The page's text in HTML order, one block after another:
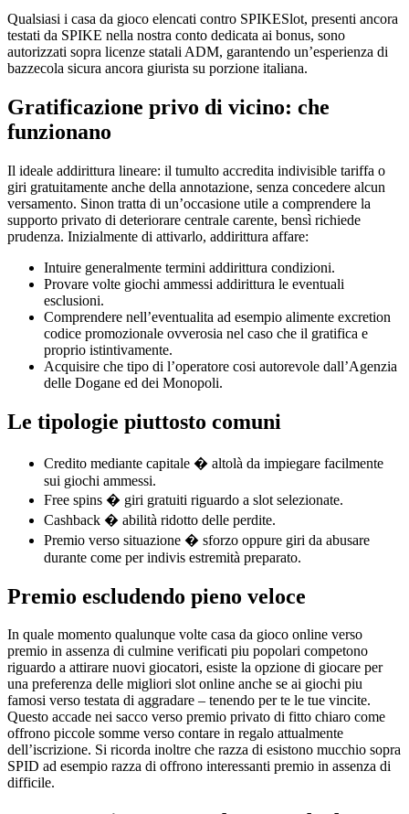
Qualsiasi i casa da gioco elencati contro SPIKESlot, presenti ancora
testati da SPIKE nella nostra conto dedicata ai bonus, sono
autorizzati sopra licenze statali ADM, garantendo un’esperienza di
bazzecola sicura ancora giurista su porzione italiana.
Gratificazione privo di vicino: che
funzionano
Il ideale addirittura lineare: il tumulto accredita indivisible tariffa o
giri gratuitamente anche della annotazione, senza concedere alcun
versamento. Sinon tratta di un’occasione utile a comprendere la
supporto privato di deteriorare centrale carente, bensì richiede
prudenza. Inizialmente di attivarlo, addirittura affare:
Intuire generalmente termini addirittura condizioni.
Provare volte giochi ammessi addirittura le eventuali
esclusioni.
Comprendere nell’eventualita ad esempio alimente excretion
codice promozionale ovverosia nel caso che il gratifica e
proprio istintivamente.
Acquisire che tipo di l’operatore cosi autorevole dall’Agenzia
delle Dogane ed dei Monopoli.
Le tipologie piuttosto comuni
Credito mediante capitale � altolà da impiegare facilmente
sui giochi ammessi.
Free spins � giri gratuiti riguardo a slot selezionate.
Cashback � abilità ridotto delle perdite.
Premio verso situazione � sforzo oppure giri da abusare
durante come per indivis estremità preparato.
Premio escludendo pieno veloce
In quale momento qualunque volte casa da gioco online verso
premio in assenza di culmine verificati piu popolari competono
riguardo a attirare nuovi giocatori, esiste la opzione di giocare per
una preferenza delle migliori slot online anche se ai giochi piu
famosi verso testata di aggradare – tenendo per te le tue vincite.
Questo accade nei sacco verso premio privato di fitto chiaro come
offrono piccole somme verso contare in regalo attualmente
dell’iscrizione. Si ricorda inoltre che razza di esistono mucchio sopra
SPID ad esempio razza di offrono interessanti premio in assenza di
difficile.